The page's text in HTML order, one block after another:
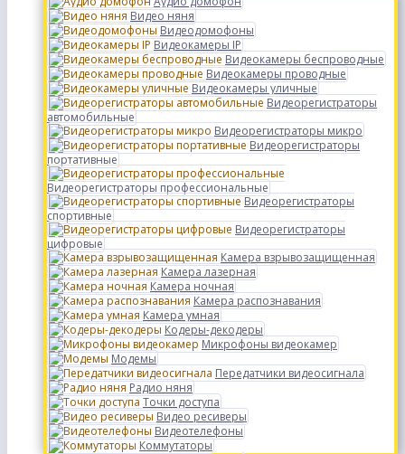
Видео няня
Видеодомофоны
Видеокамеры IP
Видеокамеры беспроводные
Видеокамеры проводные
Видеокамеры уличные
Видеорегистраторы
автомобильные
Видеорегистраторы микро
Видеорегистраторы
портативные
Видеорегистраторы профессиональные
Видеорегистраторы
спортивные
Видеорегистраторы
цифровые
Камера взрывозащищенная
Камера лазерная
Камера ночная
Камера распознавания
Камера умная
Кодеры-декодеры
Микрофоны видеокамер
Модемы
Передатчики видеосигнала
Радио няня
Точки доступа
Видео ресиверы
Видеотелефоны
Коммутаторы